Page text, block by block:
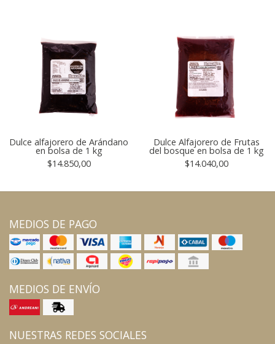
Dulce alfajorero de Arándano
en bolsa de 1 kg
$14.850,00
Dulce Alfajorero de Frutas
del bosque en bolsa de 1 kg
$14.040,00
MEDIOS DE PAGO
MEDIOS DE ENVÍO
NUESTRAS REDES SOCIALES